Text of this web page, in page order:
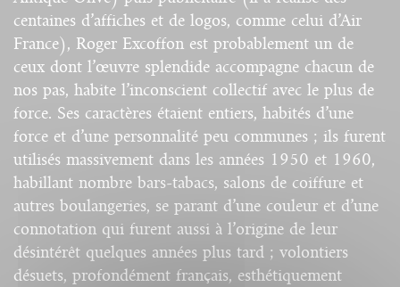
centaines d’affiches et de logos, comme celui d’Air
France), Roger Excoffon est probablement un de
ceux dont l’œuvre splendide accompagne chacun de
nos pas, habite l’inconscient collectif avec le plus de
force. Ses caractères étaient entiers, habités d’une
force et d’une personnalité peu communes ; ils furent
utilisés massivement dans les années 1950 et 1960,
habillant nombre bars-tabacs, salons de coiffure et
autres boulangeries, se parant d’une couleur et d’une
connotation qui furent aussi à l’origine de leur
désintérêt quelques années plus tard ; volontiers
désuets, profondément français, esthétiquement